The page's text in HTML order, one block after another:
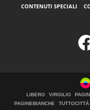
CONTENUTI SPECIALI
LIBERO VIRGILIO
PAGINEBIANCHE
TUTTOCITTÀ